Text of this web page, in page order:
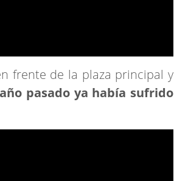
frente de la plaza principal y
pasado ya había sufrido